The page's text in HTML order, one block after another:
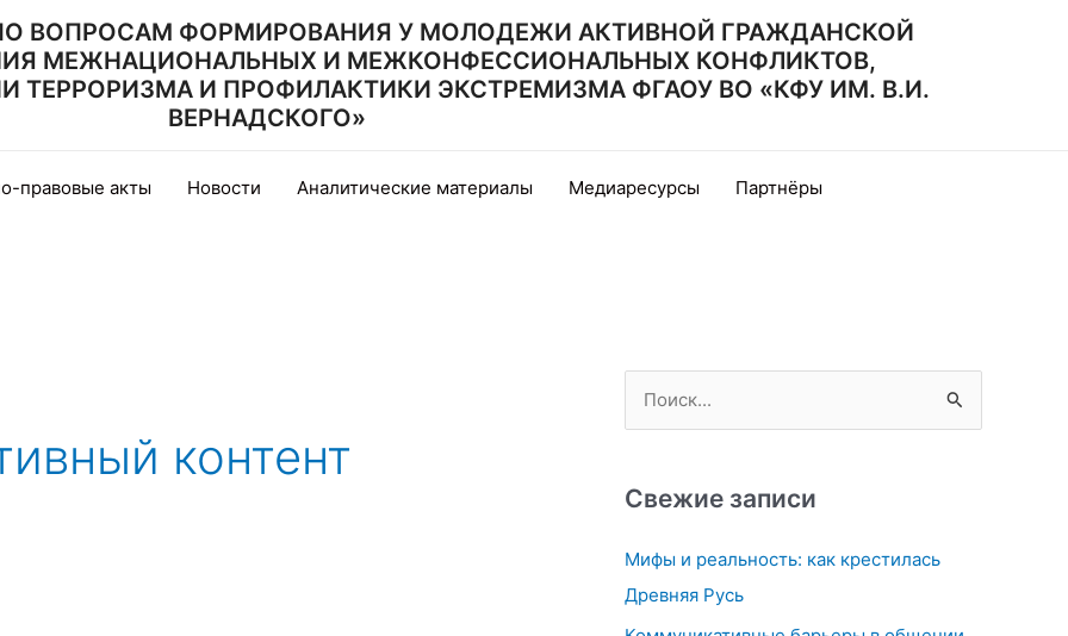
ВОПРОСАМ ФОРМИРОВАНИЯ У МОЛОДЕЖИ АКТИВНОЙ ГРАЖДАНСКОЙ
МЕЖНАЦИОНАЛЬНЫХ И МЕЖКОНФЕССИОНАЛЬНЫХ КОНФЛИКТОВ,
ТЕРРОРИЗМА И ПРОФИЛАКТИКИ ЭКСТРЕМИЗМА ФГАОУ ВО «КФУ ИМ. В.И.
ВЕРНАДСКОГО»
правовые акты Новости Аналитические материалы Медиаресурсы Партнёры
контент
с
:
Свежие записи
Мифы и реальность: как крестилась
Древняя Русь